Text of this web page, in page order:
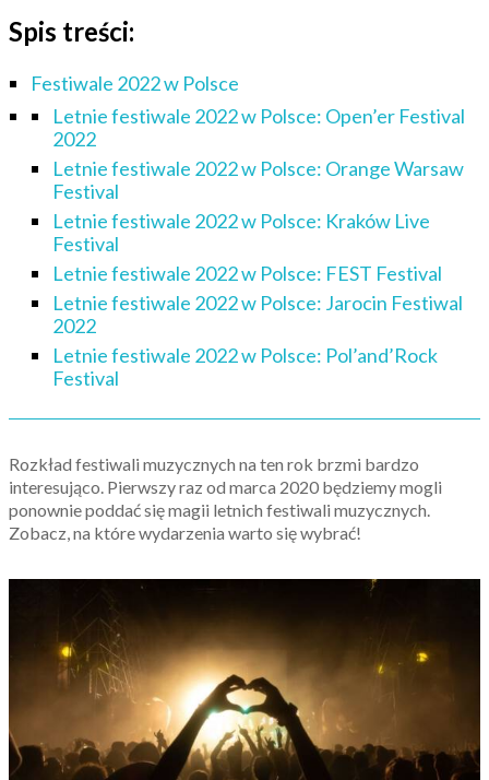
Spis treści:
Festiwale 2022 w Polsce
Letnie festiwale 2022 w Polsce: Open’er Festival
2022
Letnie festiwale 2022 w Polsce: Orange Warsaw
Festival
Letnie festiwale 2022 w Polsce: Kraków Live
Festival
Letnie festiwale 2022 w Polsce: FEST Festival
Letnie festiwale 2022 w Polsce: Jarocin Festiwal
2022
Letnie festiwale 2022 w Polsce: Pol’and’Rock
Festival
Rozkład festiwali muzycznych na ten rok brzmi bardzo
interesująco. Pierwszy raz od marca 2020 będziemy mogli
ponownie poddać się magii letnich festiwali muzycznych.
Zobacz, na które wydarzenia warto się wybrać!